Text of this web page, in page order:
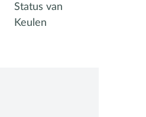
Status van
Keulen